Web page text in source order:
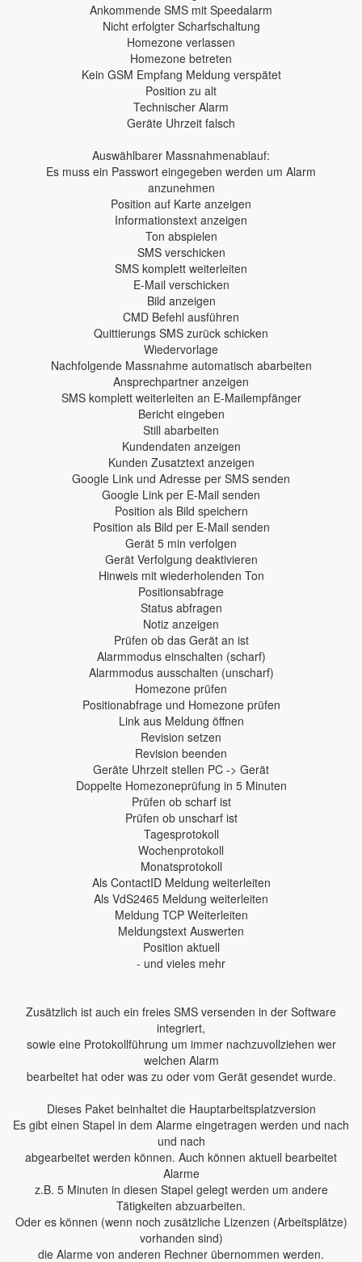
Ankommende SMS mit Speedalarm
Nicht erfolgter Scharfschaltung
Homezone verlassen
Homezone betreten
Kein GSM Empfang Meldung verspätet
Position zu alt
Technischer Alarm
Geräte Uhrzeit falsch
Auswählbarer Massnahmenablauf:
Es muss ein Passwort eingegeben werden um Alarm
anzunehmen
Position auf Karte anzeigen
Informationstext anzeigen
Ton abspielen
SMS verschicken
SMS komplett weiterleiten
E-Mail verschicken
Bild anzeigen
CMD Befehl ausführen
Quittierungs SMS zurück schicken
Wiedervorlage
Nachfolgende Massnahme automatisch abarbeiten
Ansprechpartner anzeigen
SMS komplett weiterleiten an E-Mailempfänger
Bericht eingeben
Still abarbeiten
Kundendaten anzeigen
Kunden Zusatztext anzeigen
Google Link und Adresse per SMS senden
Google Link per E-Mail senden
Position als Bild speichern
Position als Bild per E-Mail senden
Gerät 5 min verfolgen
Gerät Verfolgung deaktivieren
Hinweis mit wiederholenden Ton
Positionsabfrage
Status abfragen
Notiz anzeigen
Prüfen ob das Gerät an ist
Alarmmodus einschalten (scharf)
Alarmmodus ausschalten (unscharf)
Homezone prüfen
Positionabfrage und Homezone prüfen
Link aus Meldung öffnen
Revision setzen
Revision beenden
Geräte Uhrzeit stellen PC -> Gerät
Doppelte Homezoneprüfung in 5 Minuten
Prüfen ob scharf ist
Prüfen ob unscharf ist
Tagesprotokoll
Wochenprotokoll
Monatsprotokoll
Als ContactID Meldung weiterleiten
Als VdS2465 Meldung weiterleiten
Meldung TCP Weiterleiten
Meldungstext Auswerten
Position aktuell
- und vieles mehr
Zusätzlich ist auch ein freies SMS versenden in der Software
integriert,
sowie eine Protokollführung um immer nachzuvollziehen wer
welchen Alarm
bearbeitet hat oder was zu oder vom Gerät gesendet wurde.
Dieses Paket beinhaltet die Hauptarbeitsplatzversion
Es gibt einen Stapel in dem Alarme eingetragen werden und nach
und nach
abgearbeitet werden können. Auch können aktuell bearbeitet
Alarme
z.B. 5 Minuten in diesen Stapel gelegt werden um andere
Tätigkeiten abzuarbeiten.
Oder es können (wenn noch zusätzliche Lizenzen (Arbeitsplätze)
vorhanden sind)
die Alarme von anderen Rechner übernommen werden.